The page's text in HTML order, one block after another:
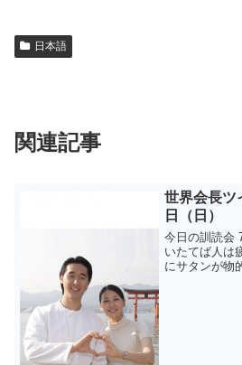
日本語
関連記事
世界会長ツ
日（日）
今日の訓読会
いたてば人は
にサタンが物